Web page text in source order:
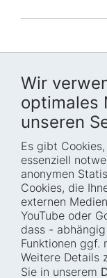
Wir
optimales
unseren
Es gibt
essenziell
anonymen
Cookies, die
externen
YouTube oder
dass -
Funktionen ggf.
Weitere Details
Sie in unserem
Startseite
Wer wir sind
Wie wir arbeiten
Projekte
Fellowships
Karriere
Anfahrt und